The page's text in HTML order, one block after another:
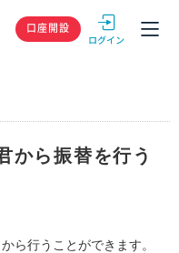
GMOクリック
口座開設
から振替を行う
ら行うことができます。